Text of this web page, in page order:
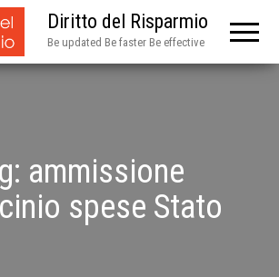
Diritto del Risparmio
Be updated Be faster Be effective
ammissione
spese Stato